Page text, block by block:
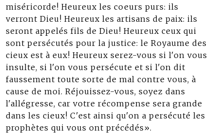
miséricorde! Heureux les coeurs purs: ils
verront Dieu! Heureux les artisans de paix: ils
seront appelés fils de Dieu! Heureux ceux qui
sont persécutés pour la justice: le Royaume des
cieux est à eux! Heureux serez-vous si l'on vous
insulte, si l'on vous persécute et si l'on dit
faussement toute sorte de mal contre vous, à
cause de moi. Réjouissez-vous, soyez dans
l'allégresse, car votre récompense sera grande
dans les cieux! C'est ainsi qu'on a persécuté les
prophètes qui vous ont précédés».